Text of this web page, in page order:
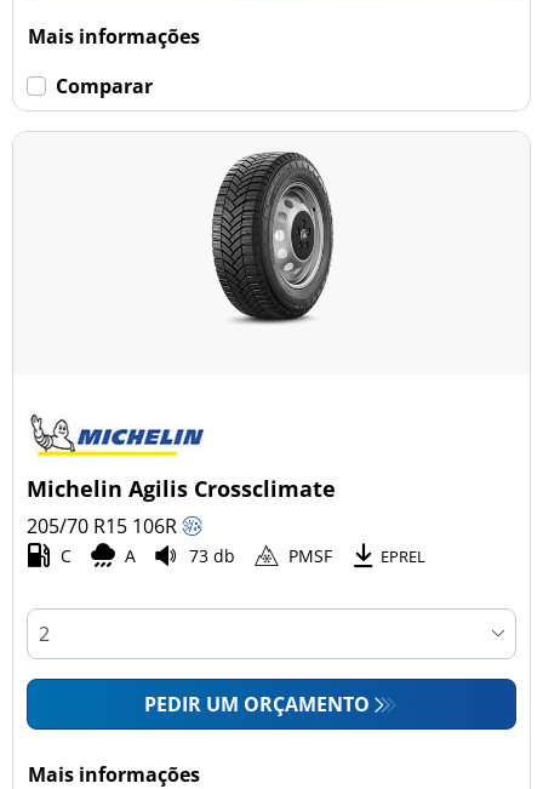
Mais informações
Comparar
Michelin Agilis Crossclimate
205/70 R15 106R
C A 73 db PMSF EPREL
PEDIR UM ORÇAMENTO
Mais informações